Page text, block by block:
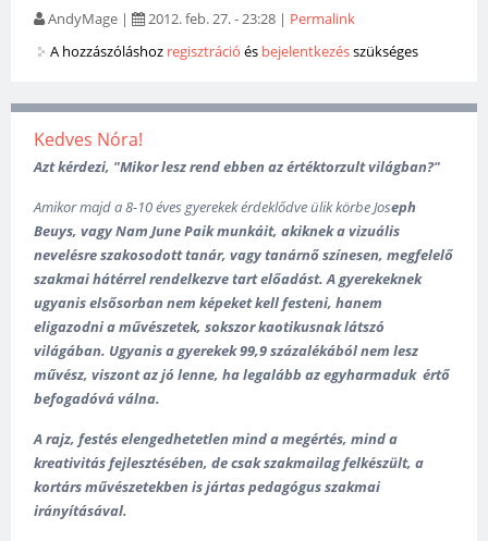
AndyMage | 2012. feb. 27. - 23:28 | Permalink
A hozzászóláshoz regisztráció és bejelentkezésszükséges
Kedves Nóra!
Azt kérdezi, "Mikor lesz rend ebben az értéktorzult világban?"
Amikor majd a 8-10 éves gyerekek érdeklődve ülik körbeJoseph
Beuys, vagy Nam June Paik munkáit, akiknek a vizuális
nevelésre szakosodott tanár, vagy tanárnő színesen, megfelelő
szakmai hátérrel rendelkezve tart előadást. A gyerekeknek
ugyanis elsősorban nem képeket kell festeni, hanem
eligazodni a művészetek, sokszor kaotikusnak látszó
világában. Ugyanis a gyerekek 99,9 százalékából nem lesz
művész, viszont az jó lenne, ha legalább az egyharmaduk értő
befogadóvá válna.
A rajz, festés elengedhetetlen mind a megértés, mind a
kreativitás fejlesztésében, de csak szakmailag felkészült, a
kortárs művészetekben is jártas pedagógus szakmai
irányításával.